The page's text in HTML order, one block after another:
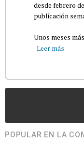
desde febrero
publicación
Unos meses
Leer más
POPULAR EN LA